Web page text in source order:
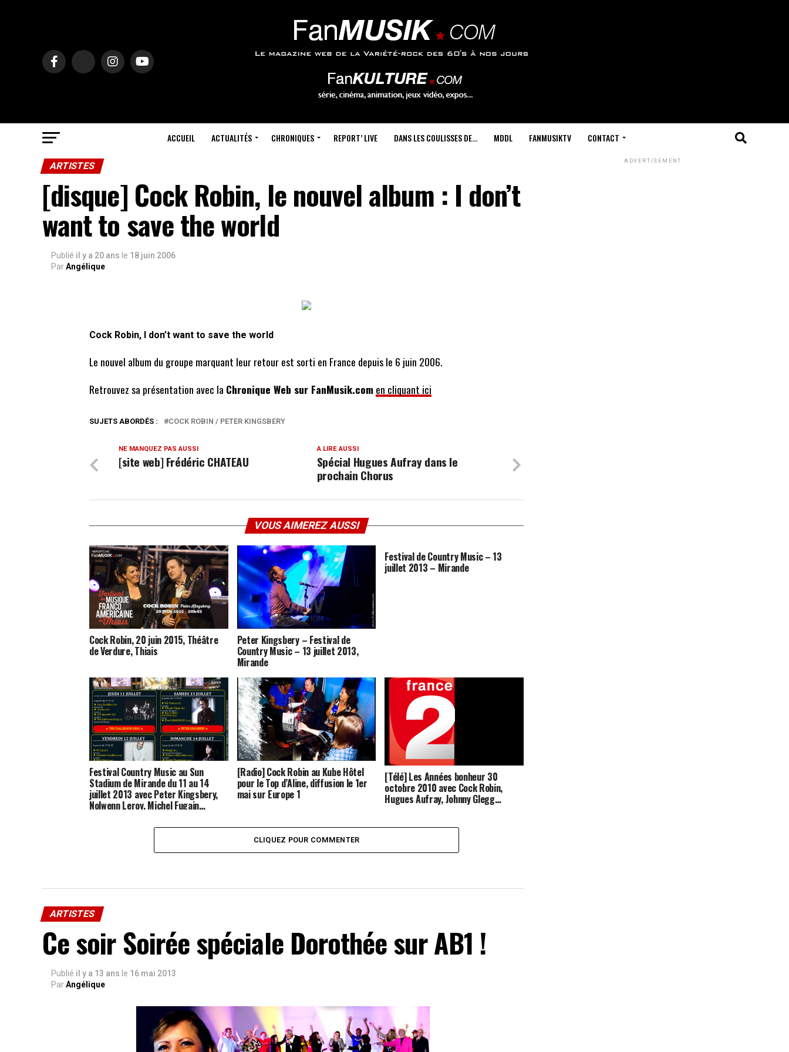
ACCUEIL ACTUALITÉS CHRONIQUES REPORT’ LIVE DANS LES COULISSES DE… MDDL FANMUSIKTV CONTACT
ARTISTES
[disque] Cock Robin, le nouvel album : I don’t
want to save the world
Publié il y a 20 ans le 18 juin 2006
ParAngélique
Cock Robin, I don’t want to save the world
Le nouvel album du groupe marquant leur retour est sorti en France depuis le 6 juin 2006.
Retrouvez sa présentation avec la Chronique Web sur FanMusik.comen cliquant ici
SUJETS ABORDÉS : COCK ROBIN / PETER KINGSBERY
A LIRE AUSSI
Spécial Hugues Aufray dans le
prochain Chorus
NE MANQUEZ PAS AUSSI
[site web] Frédéric CHATEAU
VOUS AIMEREZ AUSSI
Cock Robin, 20 juin 2015, Théâtre
de Verdure, Thiais
Peter Kingsbery – Festival de
Country Music – 13 juillet 2013,
Mirande
Festival de Country Music – 13
juillet 2013 – Mirande
Festival Country Music au Sun
Stadium de Mirande du 11 au 14
juillet 2013 avec Peter Kingsbery,
Nolwenn Leroy, Michel Fugain…
[Radio] Cock Robin au Kube Hôtel
pour le Top d’Aline, diffusion le 1er
mai sur Europe 1
[Télé] Les Années bonheur 30
octobre 2010 avec Cock Robin,
Hugues Aufray, Johnny Glegg…
CLIQUEZ POUR COMMENTER
ARTISTES
Ce soir Soirée spéciale Dorothée sur AB1 !
Publié il y a 13 ans le 16 mai 2013
ParAngélique
ADVERTISEMENT